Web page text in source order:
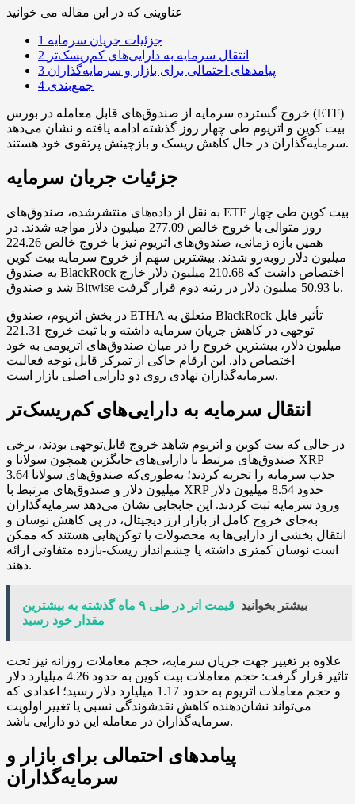
عناوینی که در این مقاله می خوانید
1 جزئیات جریان سرمایه
2 انتقال سرمایه به دارایی‌های کم‌ریسک‌تر
3 پیامدهای احتمالی برای بازار و سرمایه‌گذاران
4 جمع‌بندی
خروج گسترده سرمایه از صندوق‌های قابل معامله در بورس (ETF)
بیت کوین و اتریوم طی چهار روز گذشته ادامه یافته و نشان می‌دهد
سرمایه‌گذاران در حال کاهش ریسک و بازچینش پرتفوی خود هستند.
جزئیات جریان سرمایه
به نقل از داده‌های منتشرشده، صندوق‌های ETF بیت کوین طی چهار
روز متوالی با خروج خالص 277.09 میلیون دلار مواجه شدند. در
همین بازه زمانی، صندوق‌های اتریوم نیز با خروج خالص 224.26
میلیون دلار روبه‌رو شدند. بیشترین سهم از خروج سرمایه بیت کوین
به صندوق BlackRock اختصاص داشت که 210.68 میلیون دلار خارج
شد و صندوق Bitwise با 50.93 میلیون دلار در رتبه دوم قرار گرفت.
در بخش اتریوم، صندوق ETHA متعلق به BlackRock تأثیر قابل
توجهی در کاهش جریان سرمایه داشته و با ثبت خروج 221.31
میلیون دلار، بیشترین خروج را در میان صندوق‌های اتریومی به خود
اختصاص داد. این ارقام حاکی از تمرکز قابل توجه فعالیت
سرمایه‌گذاران نهادی روی دو دارایی اصلی بازار است.
انتقال سرمایه به دارایی‌های کم‌ریسک‌تر
در حالی که بیت کوین و اتریوم شاهد خروج قابل‌توجهی بودند، برخی
صندوق‌های مرتبط با دارایی‌های جایگزین همچون سولانا و XRP
جذب سرمایه را تجربه کردند؛ به‌طوری‌که صندوق‌های سولانا 3.64
میلیون دلار و صندوق‌های مرتبط با XRP حدود 8.54 میلیون دلار
ورود سرمایه ثبت کردند. این جابجایی نشان می‌دهد سرمایه‌گذاران
به‌جای خروج کامل از بازار ارز دیجیتال، در پی کاهش نوسان و
انتقال بخشی از دارایی‌ها به محصولات یا توکن‌هایی هستند که ممکن
است نوسان کمتری داشته یا چشم‌انداز ریسک-بازده متفاوتی ارائه
دهند.
بیشتر بخوانید
قیمت اتر در طی ۹ ماه گذشته به بیشترین
مقدار خود رسید
علاوه بر تغییر جهت جریان سرمایه، حجم معاملات روزانه نیز تحت
تاثیر قرار گرفت: حجم معاملات بیت کوین به حدود 4.26 میلیارد دلار
و حجم معاملات اتریوم به حدود 1.17 میلیارد دلار رسید؛ اعدادی که
می‌تواند نشان‌دهنده کاهش نقدشوندگی نسبی یا تغییر اولویت
سرمایه‌گذاران در معامله این دو دارایی باشد.
پیامدهای احتمالی برای بازار و
سرمایه‌گذاران